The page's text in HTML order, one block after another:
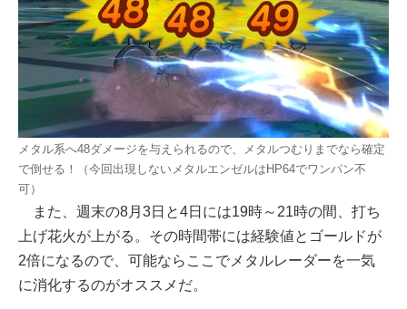
メタル系へ48ダメージを与えられるので、メタルつむりまでなら確定
で倒せる！（今回出現しないメタルエンゼルはHP64でワンパン不
可）
また、週末の8月3日と4日には19時～21時の間、打ち
上げ花火が上がる。その時間帯には経験値とゴールドが
2倍になるので、可能ならここでメタルレーダーを一気
に消化するのがオススメだ。